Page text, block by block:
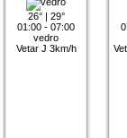
26°| 29°
01:00 - 07:00
vedro
Vetar J 3km/h